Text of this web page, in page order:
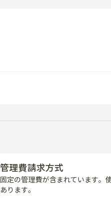
管理費請求方式
固定の管理費が含まれています。
あります。